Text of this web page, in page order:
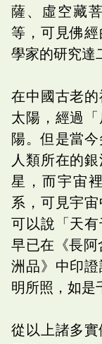
薩、虛空藏
等，可見佛
學家的研究達
在中國古老
太陽，經過
陽。但是當
人類所在的
星，而宇宙
系，可見宇
可以說「天
早已在《長阿
洲品》中印
明所照，如是
從以上諸多